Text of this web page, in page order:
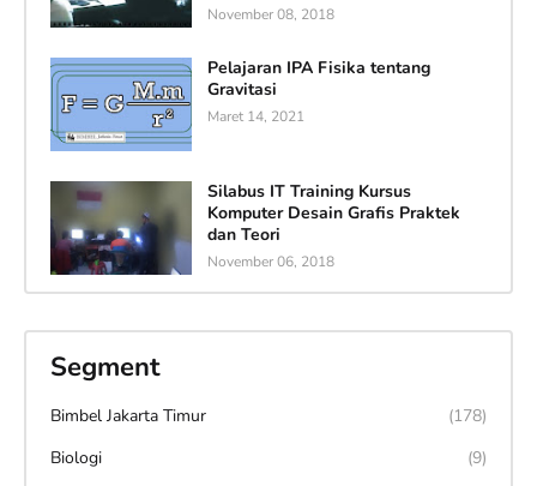
November 08, 2018
Pelajaran IPA Fisika tentang
Gravitasi
Maret 14, 2021
Silabus IT Training Kursus
Komputer Desain Grafis Praktek
dan Teori
November 06, 2018
Segment
Bimbel Jakarta Timur
(178)
Biologi
(9)